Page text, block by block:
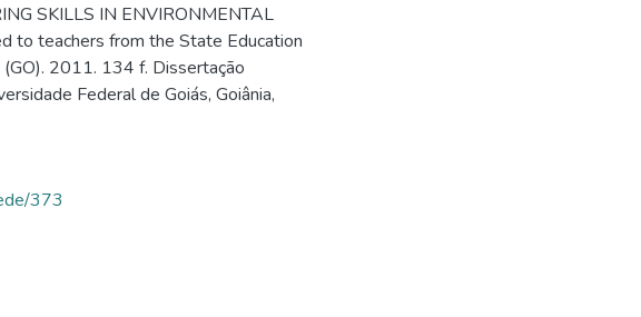
SKILLS IN ENVIRONMENTAL
to teachers from the State Education
2011. 134 f. Dissertação
Federal de Goiás, Goiânia,
373